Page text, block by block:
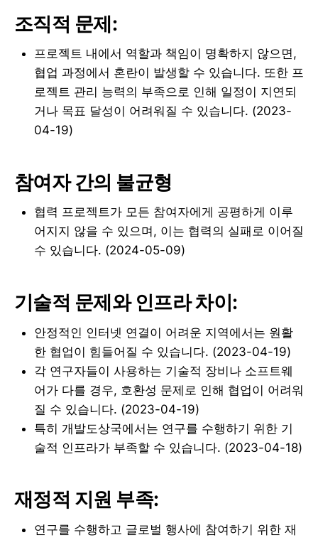
조직적 문제:
프로젝트 내에서 역할과 책임이 명확하지 않으면,
협업 과정에서 혼란이 발생할 수 있습니다. 또한 프
로젝트 관리 능력의 부족으로 인해 일정이 지연되
거나 목표 달성이 어려워질 수 있습니다. (2023-
04-19)
참여자 간의 불균형
협력 프로젝트가 모든 참여자에게 공평하게 이루
어지지 않을 수 있으며, 이는 협력의 실패로 이어질
수 있습니다. (2024-05-09)
기술적 문제와 인프라 차이:
안정적인 인터넷 연결이 어려운 지역에서는 원활
한 협업이 힘들어질 수 있습니다. (2023-04-19)
각 연구자들이 사용하는 기술적 장비나 소프트웨
어가 다를 경우, 호환성 문제로 인해 협업이 어려워
질 수 있습니다. (2023-04-19)
특히 개발도상국에서는 연구를 수행하기 위한 기
술적 인프라가 부족할 수 있습니다. (2023-04-18)
재정적 지원 부족:
연구를 수행하고 글로벌 행사에 참여하기 위한 재